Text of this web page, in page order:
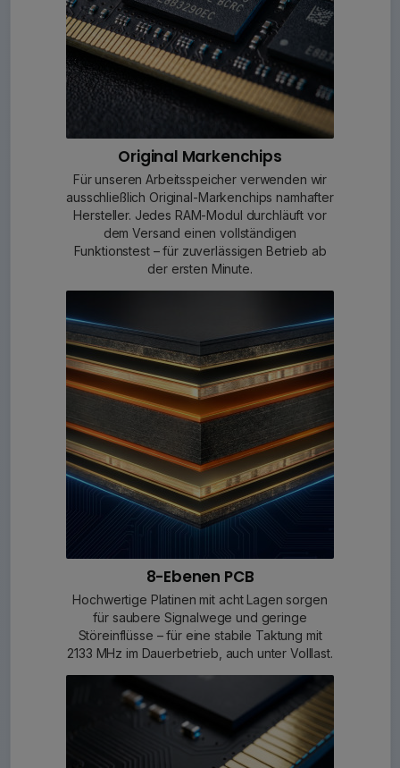
Original Markenchips
Für unseren Arbeitsspeicher verwenden wir
ausschließlich Original-Markenchips namhafter
Hersteller. Jedes RAM-Modul durchläuft vor
dem Versand einen vollständigen
Funktionstest – für zuverlässigen Betrieb ab
der ersten Minute.
8-Ebenen PCB
Hochwertige Platinen mit acht Lagen sorgen
für saubere Signalwege und geringe
Störeinflüsse – für eine stabile Taktung mit
2133 MHz im Dauerbetrieb, auch unter Volllast.